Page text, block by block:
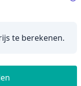
te berekenen.